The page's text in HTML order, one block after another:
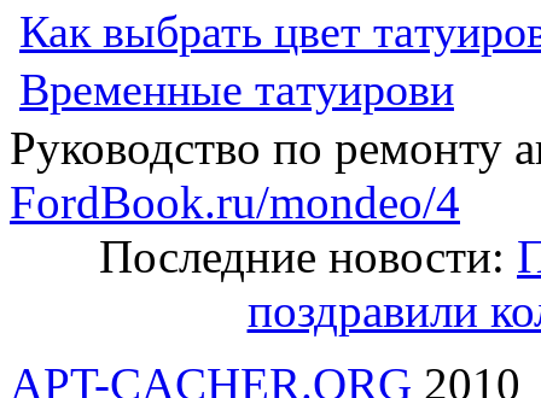
Как выбрать цвет
Временные тaтуирови
Руководство по ремонту
FordBook.ru/mondeo/4
Последние новости:
поздравили
APT-CACHER.ORG 2010